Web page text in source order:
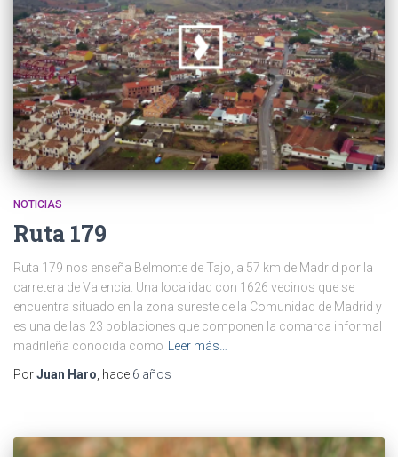
NOTICIAS
Ruta 179
Ruta 179 nos enseña Belmonte de Tajo, a 57 km de Madrid por la
carretera de Valencia. Una localidad con 1626 vecinos que se
encuentra situado en la zona sureste de la Comunidad de Madrid y
es una de las 23 poblaciones que componen la comarca informal
madrileña conocida como
Leer más…
PorJuan Haro , hace 6 años